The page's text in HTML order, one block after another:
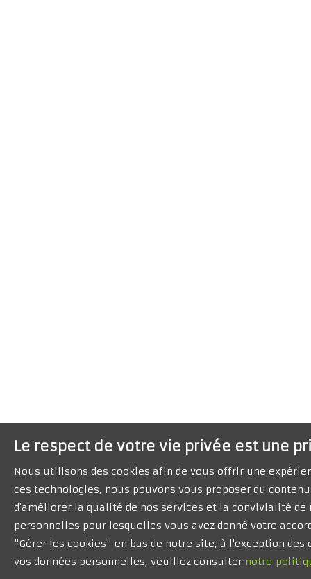
Le respect de votre vie privée est une
Nous utilisons des cookies afin de vous offrir une
ces technologies, nous pouvons vous proposer du
d'améliorer la qualité de nos services et la convivialité
personnelles pour lesquelles vous avez donné votre
"Gérer les cookies" en bas de notre site, à l'exception
vos données personnelles, veuillez consulter notre